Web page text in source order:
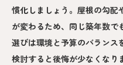
慣化しましょう。屋根の勾配
が変わるため、同じ築年数
選びは環境と予算のバランス
検討すると後悔が少なくなり